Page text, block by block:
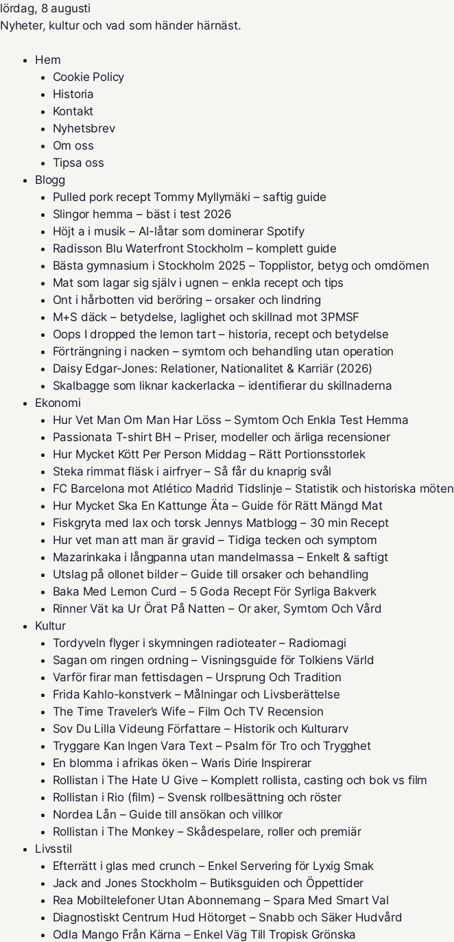
lördag, 8 augusti
Nyheter, kultur och vad som händer härnäst.
Hem
Cookie Policy
Historia
Kontakt
Nyhetsbrev
Om oss
Tipsa oss
Blogg
Pulled pork recept Tommy Myllymäki – saftig guide
Slingor hemma – bäst i test 2026
Höjt a i musik – AI-låtar som dominerar Spotify
Radisson Blu Waterfront Stockholm – komplett guide
Bästa gymnasium i Stockholm 2025 – Topplistor, betyg och omdömen
Mat som lagar sig själv i ugnen – enkla recept och tips
Ont i hårbotten vid beröring – orsaker och lindring
M+S däck – betydelse, laglighet och skillnad mot 3PMSF
Oops I dropped the lemon tart – historia, recept och betydelse
Förträngning i nacken – symtom och behandling utan operation
Daisy Edgar-Jones: Relationer, Nationalitet & Karriär (2026)
Skalbagge som liknar kackerlacka – identifierar du skillnaderna
Ekonomi
Hur Vet Man Om Man Har Löss – Symtom Och Enkla Test Hemma
Passionata T-shirt BH – Priser, modeller och ärliga recensioner
Hur Mycket Kött Per Person Middag – Rätt Portionsstorlek
Steka rimmat fläsk i airfryer – Så får du knaprig svål
FC Barcelona mot Atlético Madrid Tidslinje – Statistik och historiska möten
Hur Mycket Ska En Kattunge Äta – Guide för Rätt Mängd Mat
Fiskgryta med lax och torsk Jennys Matblogg – 30 min Recept
Hur vet man att man är gravid – Tidiga tecken och symptom
Mazarinkaka i långpanna utan mandelmassa – Enkelt & saftigt
Utslag på ollonet bilder – Guide till orsaker och behandling
Baka Med Lemon Curd – 5 Goda Recept För Syrliga Bakverk
Rinner Vät ka Ur Örat På Natten – Or aker, Symtom Och Vård
Kultur
Tordyveln flyger i skymningen radioteater – Radiomagi
Sagan om ringen ordning – Visningsguide för Tolkiens Värld
Varför firar man fettisdagen – Ursprung Och Tradition
Frida Kahlo-konstverk – Målningar och Livsberättelse
The Time Traveler’s Wife – Film Och TV Recension
Sov Du Lilla Videung Författare – Historik och Kulturarv
Tryggare Kan Ingen Vara Text – Psalm för Tro och Trygghet
En blomma i afrikas öken – Waris Dirie Inspirerar
Rollistan i The Hate U Give – Komplett rollista, casting och bok vs film
Rollistan i Rio (film) – Svensk rollbesättning och röster
Nordea Lån – Guide till ansökan och villkor
Rollistan i The Monkey – Skådespelare, roller och premiär
Livsstil
Efterrätt i glas med crunch – Enkel Servering för Lyxig Smak
Jack and Jones Stockholm – Butiksguiden och Öppettider
Rea Mobiltelefoner Utan Abonnemang – Spara Med Smart Val
Diagnostiskt Centrum Hud Hötorget – Snabb och Säker Hudvård
Odla Mango Från Kärna – Enkel Väg Till Tropisk Grönska